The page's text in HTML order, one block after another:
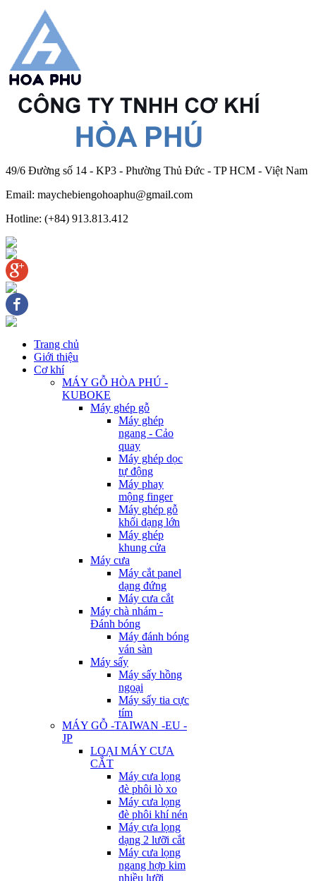
49/6 Đường số 14 - KP3 - Phường Thủ Đức - TP HCM - Việt Nam
Email: maychebiengohoaphu@gmail.com
Hotline: (+84) 913.813.412
Trang chủ
Giới thiệu
Cơ khí
MÁY GỖ HÒA PHÚ -
KUBOKE
Máy ghép gỗ
Máy ghép
ngang - Cảo
quay
Máy ghép dọc
tự động
Máy phay
mộng finger
Máy ghép gỗ
khối dạng lớn
Máy ghép
khung cửa
Máy cưa
Máy cắt panel
dạng đứng
Máy cưa cắt
Máy chà nhám -
Đánh bóng
Máy đánh bóng
ván sàn
Máy sấy
Máy sấy hồng
ngoại
Máy sấy tia cực
tím
MÁY GỖ -TAIWAN -EU -
JP
LOẠI MÁY CƯA
CẮT
Máy cưa lọng
đè phôi lò xo
Máy cưa lọng
đè phôi khí nén
Máy cưa lọng
dạng 2 lưỡi cắt
Máy cưa lọng
ngang hợp kim
nhiều lưỡi